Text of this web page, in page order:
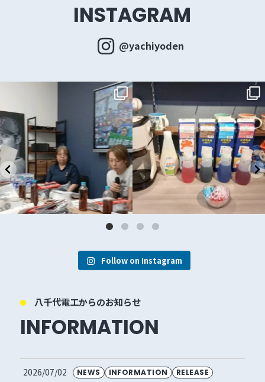
INSTAGRAM
@yachiyoden
本格的な夏本番を前に、
社内にて『熱中症対策講習会』を実施し
...
35
31
Follow on Instagram
八千代電工からのお知らせ
INFORMATION
NEWS INFORMATION RELEASE
2026/07/02